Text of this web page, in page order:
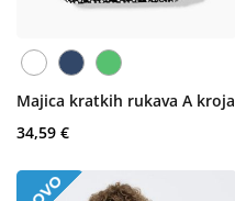
Majica kratkih rukava A kroja
34,59 €